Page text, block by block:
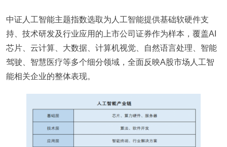
中证人工智能主题指数选取为人工智能提供基础软硬件支
持、技术研发及行业应用的上市公司证券作为样本，覆盖AI
芯片、云计算、大数据、计算机视觉、自然语言处理、智能
驾驶、智慧医疗等多个细分领域，全面反映A股市场人工智
能相关企业的整体表现。